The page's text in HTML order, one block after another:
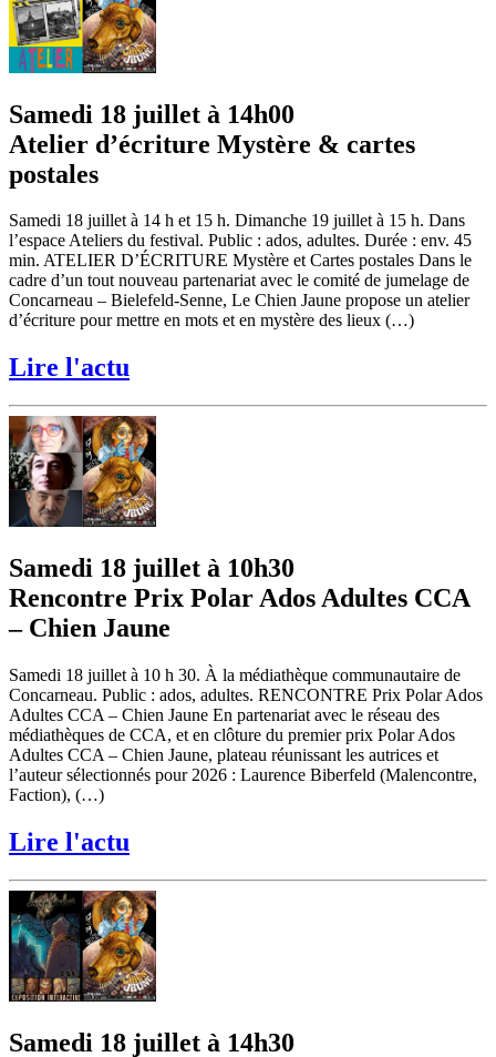
Samedi 18 juillet à 14h00
Atelier d’écriture Mystère & cartes
postales
Samedi 18 juillet à 14 h et 15 h. Dimanche 19 juillet à 15 h. Dans
l’espace Ateliers du festival. Public : ados, adultes. Durée : env. 45
min. ATELIER D’ÉCRITURE Mystère et Cartes postales Dans le
cadre d’un tout nouveau partenariat avec le comité de jumelage de
Concarneau – Bielefeld-Senne, Le Chien Jaune propose un atelier
d’écriture pour mettre en mots et en mystère des lieux (…)
Lire l'actu
Samedi 18 juillet à 10h30
Rencontre Prix Polar Ados Adultes CCA
– Chien Jaune
Samedi 18 juillet à 10 h 30. À la médiathèque communautaire de
Concarneau. Public : ados, adultes. RENCONTRE Prix Polar Ados
Adultes CCA – Chien Jaune En partenariat avec le réseau des
médiathèques de CCA, et en clôture du premier prix Polar Ados
Adultes CCA – Chien Jaune, plateau réunissant les autrices et
l’auteur sélectionnés pour 2026 : Laurence Biberfeld (Malencontre,
Faction), (…)
Lire l'actu
Samedi 18 juillet à 14h30